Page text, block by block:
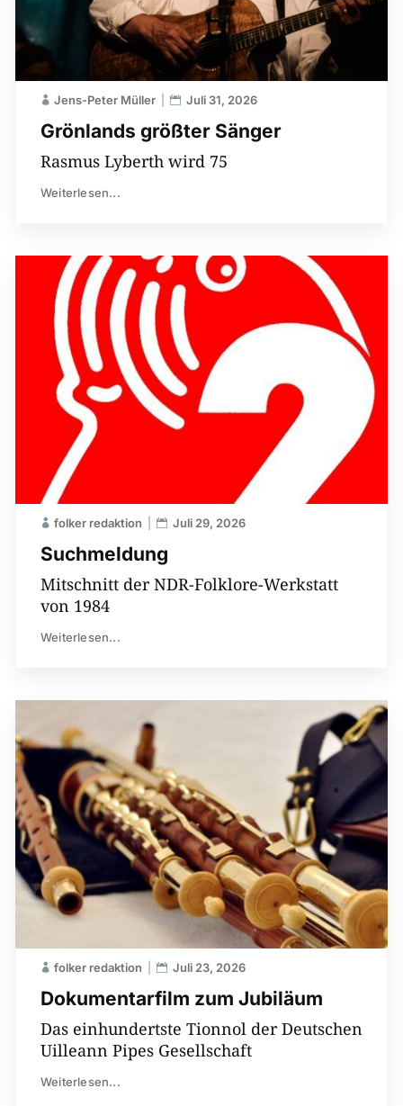
Grönlands größter Sänger
Jens-Peter Müller Juli 31, 2026
Rasmus Lyberth wird 75
Weiterlesen...
Suchmeldung
folker redaktion Juli 29, 2026
Mitschnitt der NDR-Folklore-Werkstatt
von 1984
Weiterlesen...
Dokumentarfilm zum Jubiläum
folker redaktion Juli 23, 2026
Das einhundertste Tionnol der Deutschen
Uilleann Pipes Gesellschaft
Weiterlesen...